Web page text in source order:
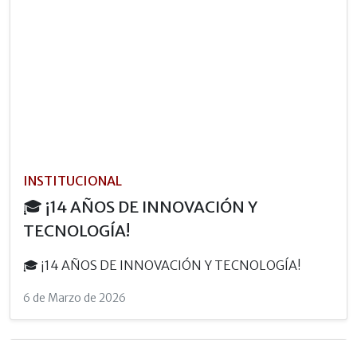
INSTITUCIONAL
🎓 ¡14 AÑOS DE INNOVACIÓN Y
TECNOLOGÍA!
🎓 ¡14 AÑOS DE INNOVACIÓN Y TECNOLOGÍA!
6 de Marzo de 2026